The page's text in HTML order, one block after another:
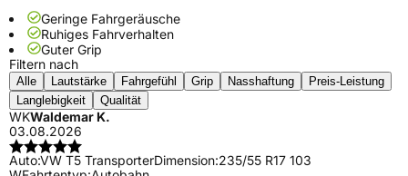
Geringe Fahrgeräusche
Ruhiges Fahrverhalten
Guter Grip
Filtern nach
Alle Lautstärke Fahrgefühl Grip Nasshaftung
Preis-Leistung
Langlebigkeit
Qualität
WKWaldemar K.
03.08.2026
Auto:VW T5 TransporterDimension:235/55 R17 103